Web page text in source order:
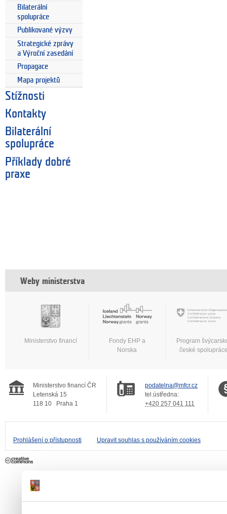
Bilaterální
spolupráce
Publikované výzvy
Strategické zprávy
a Výroční zasedání
Propagace
Mapa projektů
Stížnosti
Kontakty
Bilaterální
spolupráce
Příklady dobré
praxe
Weby ministerstva
Ministerstvo financí
Fondy EHP a
Norska
Program
české
Ministerstvo financí ČR
Letenská 15
118 10
Praha 1
podatelna@mfcr.cz
tel.ústředna:
+420 257 041 111
Prohlášení o přístupnosti Upravit souhlas s používáním cookies